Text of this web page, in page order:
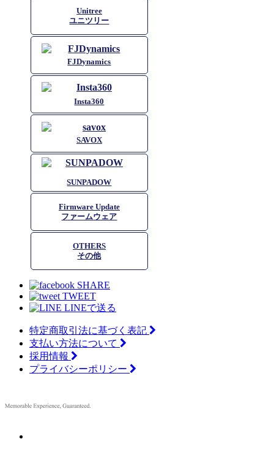
Unitree
ユニツリー
FJDynamics
Insta360
SAVOX
SUNPADOW
Firmware Update
ファームウェア
OTHERS
その他
SHARE
TWEET
LINEで送る
特定商取引法に基づく表記
支払い方法について
採用情報
プライバシーポリシー